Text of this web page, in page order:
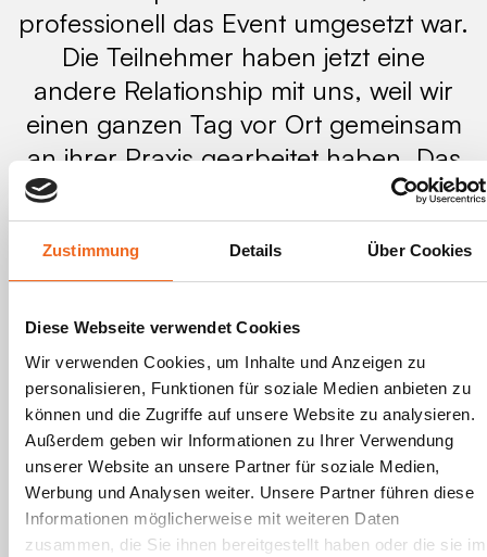
Zustimmung Details Über Cookies
Diese Webseite verwendet Cookies
Wir verwenden Cookies, um Inhalte und Anzeigen zu
personalisieren, Funktionen für soziale Medien anbieten zu
können und die Zugriffe auf unsere Website zu analysieren.
Außerdem geben wir Informationen zu Ihrer Verwendung
unserer Website an unsere Partner für soziale Medien,
Werbung und Analysen weiter. Unsere Partner führen diese
Informationen möglicherweise mit weiteren Daten
zusammen, die Sie ihnen bereitgestellt haben oder die sie im
professionell das Event umgesetzt war.
Die Teilnehmer haben jetzt eine
andere Relationship mit uns, weil wir
einen ganzen Tag vor Ort gemeinsam
an ihrer Praxis gearbeitet haben. Das
Event hat einen mittleren fünfstelligen
Zusatzumsatz generiert . allein in den
ersten Wochen danach. Es geht nicht
darum, ob man ein Event selber
organisieren könnte, sondern darum,
was der effizienteste und beste Weg
ist.
Leo McGuire